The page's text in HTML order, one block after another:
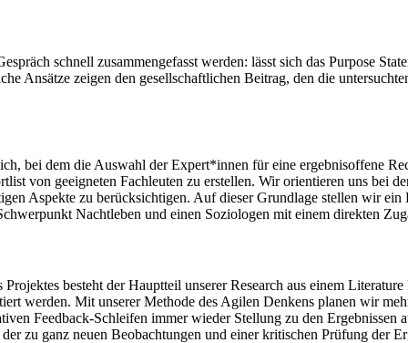
schnell zusammengefasst werden: lässt sich das Purpose
Ansätze zeigen den gesellschaftlichen Beitrag, den die
bei dem die Auswahl der Expert*innen für eine ergebnisoffene
von geeigneten Fachleuten zu erstellen. Wir orientieren uns bei
Aspekte zu berücksichtigen. Auf dieser Grundlage stellen wir
Nachtleben und einen Soziologen mit einem direkten
besteht der Hauptteil unserer Research aus einem
werden. Mit unserer Methode des Agilen Denkens planen wir
Feedback-Schleifen immer wieder Stellung zu den Ergebnissen
zu ganz neuen Beobachtungen und einer kritischen Prüfung der